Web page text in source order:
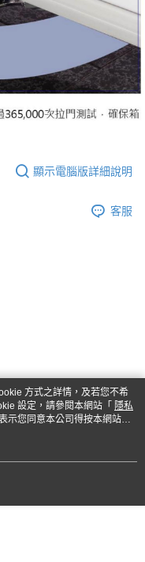
顯示電腦版詳細說明
客服
方式之詳情，及若您不希
設定，請參閱本網站「 隱私
示您同意本公司得按本網站使